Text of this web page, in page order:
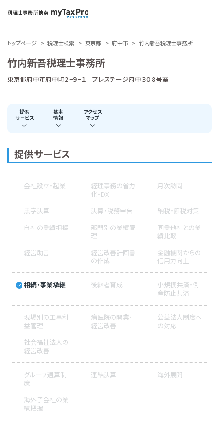
トップページ 税理士検索 東京都 府中市 竹内新吾税理士事務所
竹内新吾税理士事務所
東京都府中市府中町２−９−１ プレステージ府中３０８号室
提供
サービス
基本
情報
アクセス
マップ
提供サービス
会社設立・起業
経理事務の省力
化・DX
月次訪問
黒字決算 決算・税務申告
納税・節税対策
自社の業績把握
部門別の業績管
理
同業他社との業
績比較
経営助言
経営改善計画書
の作成
金融機関からの
信用力向上
相続・事業承継 後継者育成
小規模共済・倒
産防止共済
現場別の工事利
益管理
病医院の開業・
経営改善
公益法人制度へ
の対応
社会福祉法人の
経営改善
グループ通算制
度
連結決算 海外展開
海外子会社の業
績把握